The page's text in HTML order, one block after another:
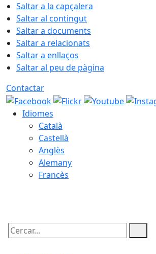
Saltar a la capçalera
Saltar al contingut
Saltar a documents
Saltar a relacionats
Saltar a enllaços
Saltar al peu de pàgina
Contactar
Idiomes
Català
Castellà
Anglès
Alemany
Francès
Cercar: